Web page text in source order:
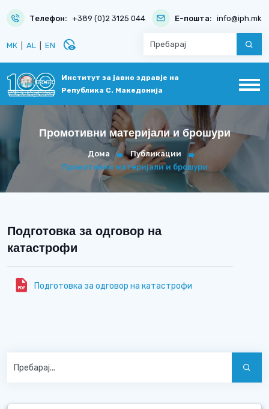
Телефон: +389 (0)2 3125 044 Е-пошта: info@iph.mk
МК AL EN disabled_visible
Институт за јавно здравје на
Република С. Македонија
Промотивни материјали и брошури
Дома
Публикации
Промотивни материјали и брошури
Подготовка за одговор на
катастрофи
Подготовка за одговор на катастрофи